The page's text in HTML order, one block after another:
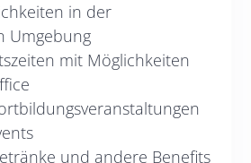
in der
Umgebung
mit Möglichkeiten
und andere Benefits